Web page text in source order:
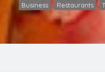
Business Restaurants